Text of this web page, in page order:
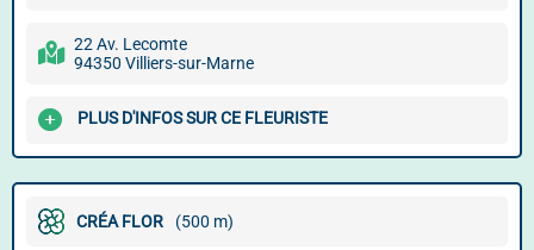
22 Av. Lecomte
94350 Villiers-sur-Marne
PLUS D'INFOS SUR CE FLEURISTE
CRÉA FLOR (500 m)